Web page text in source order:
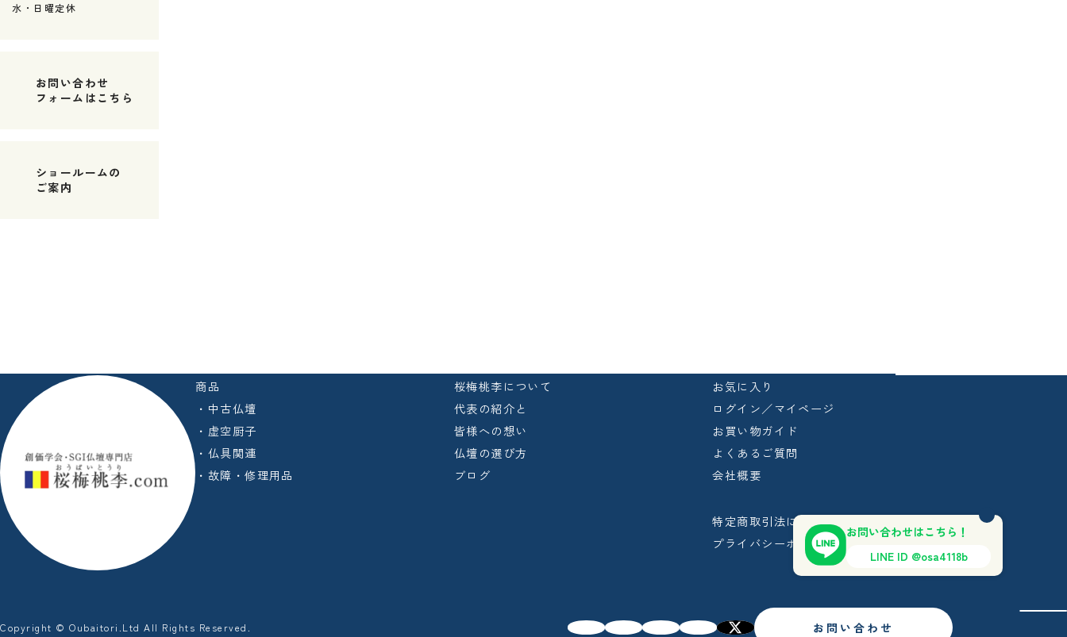
水・日曜定休
お問い合わせ
フォームはこちら
ショールームの
ご案内
お問い合わせはこちら！
LINE ID @osa4118b
商品
・中古仏壇
・虚空厨子
・仏具関連
・故障・修理用品
桜梅桃李について
代表の紹介と
皆様への想い
仏壇の選び方
ブログ
お気に入り
ログイン／マイページ
お買い物ガイド
よくあるご質問
会社概要
特定商取引法に基づく表記
プライバシーポリシー
Copyright © Oubaitori.Ltd All Rights Reserved. お問い合わせ